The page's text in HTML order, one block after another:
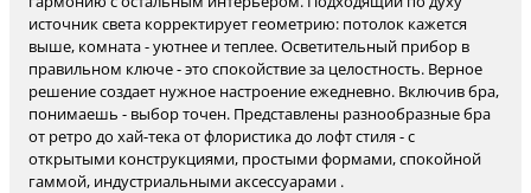
источник света корректирует геометрию: потолок кажется
выше, комната - уютнее и теплее. Осветительный прибор в
правильном ключе - это спокойствие за целостность. Верное
решение создает нужное настроение ежедневно. Включив бра,
понимаешь - выбор точен. Представлены разнообразные бра
от ретро до хай-тека от флористика до лофт стиля - с
открытыми конструкциями, простыми формами, спокойной
гаммой, индустриальными аксессуарами .